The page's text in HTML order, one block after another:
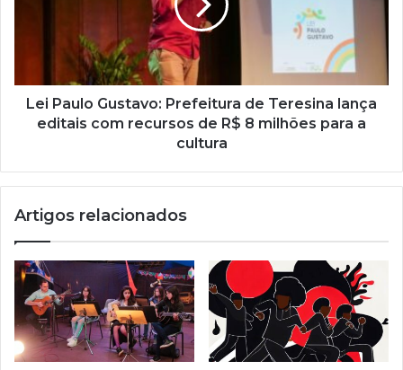
Lei Paulo Gustavo: Prefeitura de Teresina lança
editais com recursos de R$ 8 milhões para a
cultura
Artigos relacionados